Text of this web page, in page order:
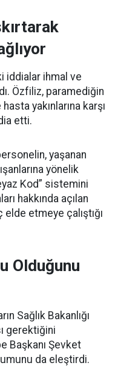
iddialar ihmal ve
Özfiliz, paramediğin
yakınlarına karşı
etti.
yaşanan
yönelik
Kod” sistemini
hakkında açılan
etmeye çalıştığı
Olduğunu
Sağlık Bakanlığı
gerektiğini
Başkanı Şevket
da eleştirdi.